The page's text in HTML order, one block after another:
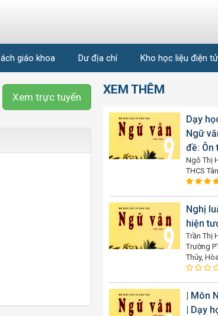
giáo khoa Dư địa chí Kho học liệu điện
Xem trực tuyến
XEM THÊM
Dạy
Ngữ
đề: Ôn
Ngô Thị
THCS
Nghị
hiện
Trần Thị
Trường
Thủy,
| Môn
| Dạy